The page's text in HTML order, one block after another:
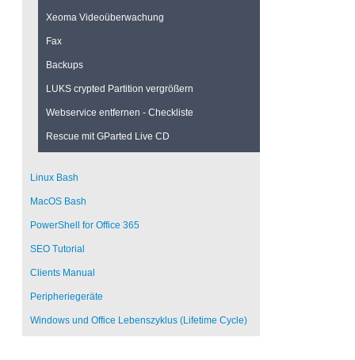
Xeoma Videoüberwachung
Fax
Backups
LUKS crypted Partition vergrößern
Webservice entfernen - Checkliste
Rescue mit GParted Live CD
Linux Bash
MacOS Bash
PowerShell for Office 365
SEO Tutorial
Clients Manual
Peripheriegeräte
Windows und Office Lebenszyklus (Lifetime Cycle)